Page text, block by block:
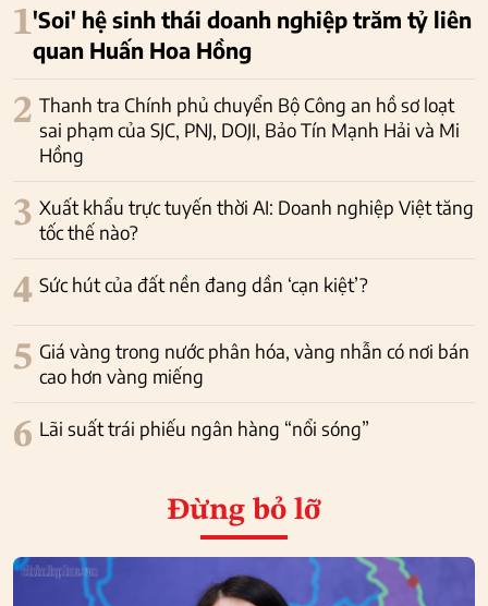
1'Soi' hệ sinh thái doanh nghiệp trăm tỷ liên
quan Huấn Hoa Hồng
2 Thanh tra Chính phủ chuyển Bộ Công an hồ sơ loạt
sai phạm của SJC, PNJ, DOJI, Bảo Tín Mạnh Hải và Mi
Hồng
3 Xuất khẩu trực tuyến thời AI: Doanh nghiệp Việt tăng
tốc thế nào?
4 Sức hút của đất nền đang dần ‘cạn kiệt’?
5 Giá vàng trong nước phân hóa, vàng nhẫn có nơi bán
cao hơn vàng miếng
6 Lãi suất trái phiếu ngân hàng “nổi sóng”
Đừng bỏ lỡ